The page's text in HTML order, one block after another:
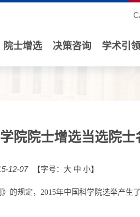
院士增选 决策咨询 学术引
院院士增选当选院士
12-07 【字号： 大 中 小】
规定，2015年中国科学院选举产生